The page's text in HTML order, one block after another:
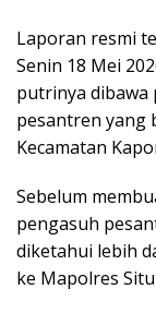
Laporan resmi
Senin 18 Mei
putrinya dibawa
pesantren yang
Kecamatan
Sebelum
pengasuh
diketahui lebih
ke Mapolres